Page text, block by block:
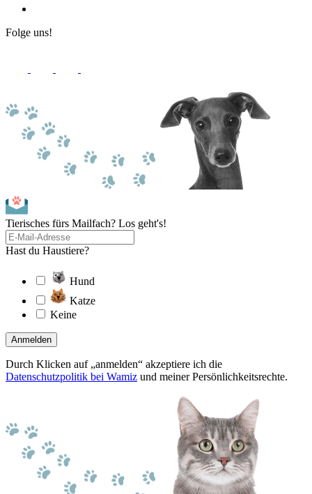
Folge uns!
Tierisches fürs Mailfach? Los geht's!
Hast du Haustiere?
Hund
Katze
Keine
Anmelden
Durch Klicken auf „anmelden“ akzeptiere ich die
Datenschutzpolitik bei Wamiz und meiner Persönlichkeitsrechte.